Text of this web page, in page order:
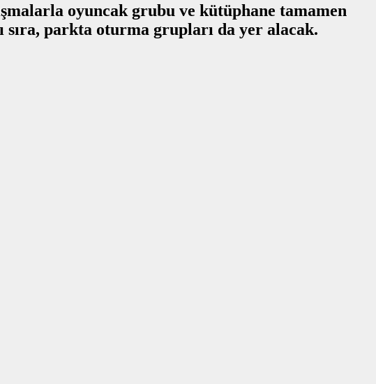
oyuncak grubu ve kütüphane tamamen
parkta oturma grupları da yer alacak.